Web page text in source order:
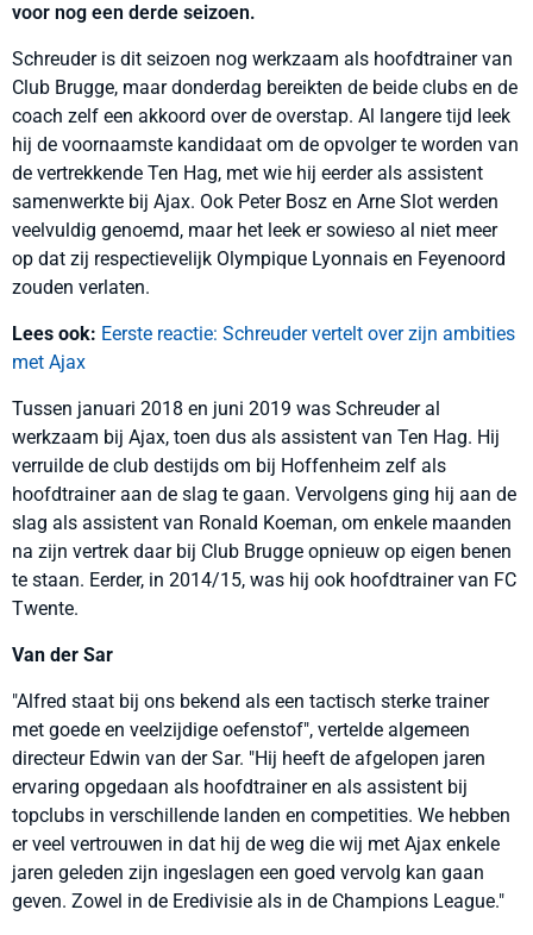
voor nog een derde seizoen.
Schreuder is dit seizoen nog werkzaam als hoofdtrainer van
Club Brugge, maar donderdag bereikten de beide clubs en de
coach zelf een akkoord over de overstap. Al langere tijd leek
hij de voornaamste kandidaat om de opvolger te worden van
de vertrekkende Ten Hag, met wie hij eerder als assistent
samenwerkte bij Ajax. Ook Peter Bosz en Arne Slot werden
veelvuldig genoemd, maar het leek er sowieso al niet meer
op dat zij respectievelijk Olympique Lyonnais en Feyenoord
zouden verlaten.
Lees ook: Eerste reactie: Schreuder vertelt over zijn ambities
met Ajax
Tussen januari 2018 en juni 2019 was Schreuder al
werkzaam bij Ajax, toen dus als assistent van Ten Hag. Hij
verruilde de club destijds om bij Hoffenheim zelf als
hoofdtrainer aan de slag te gaan. Vervolgens ging hij aan de
slag als assistent van Ronald Koeman, om enkele maanden
na zijn vertrek daar bij Club Brugge opnieuw op eigen benen
te staan. Eerder, in 2014/15, was hij ook hoofdtrainer van FC
Twente.
Van der Sar
"Alfred staat bij ons bekend als een tactisch sterke trainer
met goede en veelzijdige oefenstof", vertelde algemeen
directeur Edwin van der Sar. "Hij heeft de afgelopen jaren
ervaring opgedaan als hoofdtrainer en als assistent bij
topclubs in verschillende landen en competities. We hebben
er veel vertrouwen in dat hij de weg die wij met Ajax enkele
jaren geleden zijn ingeslagen een goed vervolg kan gaan
geven. Zowel in de Eredivisie als in de Champions League."